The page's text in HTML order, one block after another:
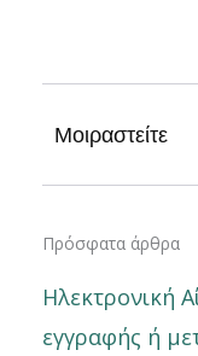
Μοιραστείτε
Πρόσφατα άρθρα
Ηλεκτρονική
εγγραφής ή